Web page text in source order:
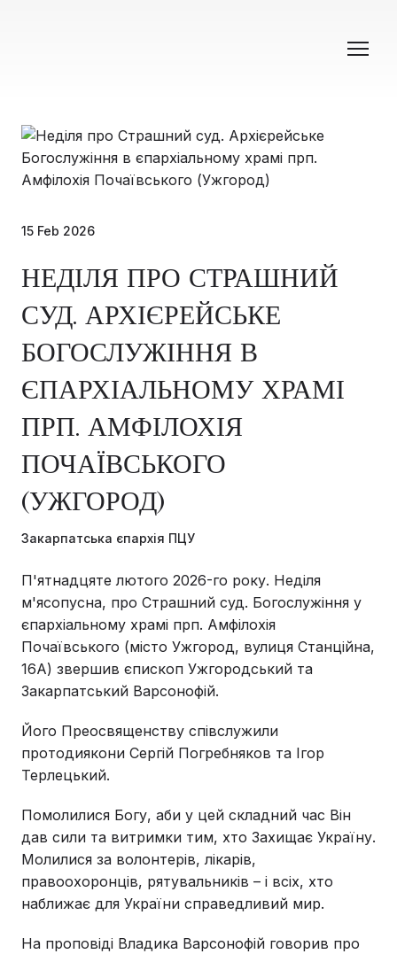
15 Feb 2026
НЕДІЛЯ ПРО СТРАШНИЙ
СУД. АРХІЄРЕЙСЬКЕ
БОГОСЛУЖІННЯ В
ЄПАРХІАЛЬНОМУ ХРАМІ
ПРП. АМФІЛОХІЯ
ПОЧАЇВСЬКОГО
(УЖГОРОД)
Закарпатська єпархія ПЦУ
П'ятнадцяте лютого 2026-го року. Неділя
м'ясопусна, про Страшний суд. Богослужіння у
єпархіальному храмі прп. Амфілохія
Почаївського (місто Ужгород, вулиця Станційна,
16А) звершив єпископ Ужгородський та
Закарпатський Варсонофій.
Його Преосвященству співслужили
протодиякони Сергій Погребняков та Ігор
Терлецький.
Помолилися Богу, аби у цей складний час Він
дав сили та витримки тим, хто Захищає Україну.
Молилися за волонтерів, лікарів,
правоохоронців, рятувальників – і всіх, хто
наближає для України справедливий мир.
На проповіді Владика Варсонофій говорив про